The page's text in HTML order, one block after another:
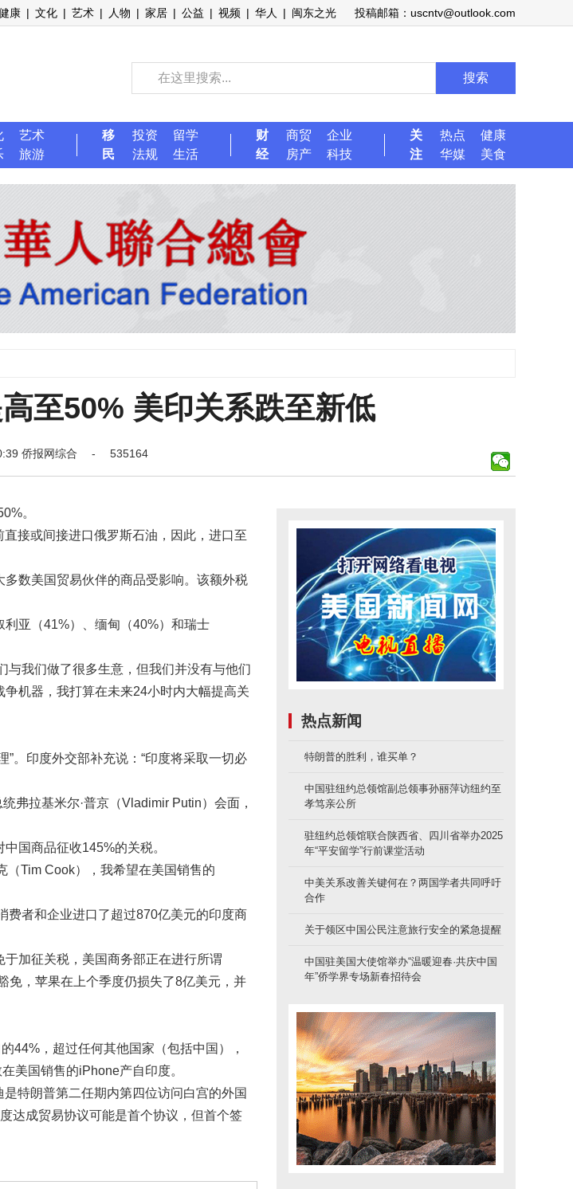
康 | 文化 | 艺术 | 人物 | 家居 | 公益 | 视频 | 华人 | 闽东之光 投稿邮箱：uscntv@outlook.com
搜索
艺术
旅游
移
民
投资
留学
法规
生活
财
经
商贸
企业
房产
科技
关
注
热点
健康
华媒
美食
至50% 美印关系跌至新低
侨报网综合 - 535164
。
接或间接进口俄罗斯石油，因此，进口至
数美国贸易伙伴的商品受影响。该额外税
亚（41%）、缅甸（40%）和瑞士
与我们做了很多生意，但我们并没有与他们
机器，我打算在未来24小时内大幅提高关
。印度外交部补充说：“印度将采取一切必
弗拉基米尔·普京（Vladimir Putin）会面，
国商品征收145%的关税。
（Tim Cook），我希望在美国销售的
费者和企业进口了超过870亿美元的印度商
加征关税，美国商务部正在进行所谓
免，苹果在上个季度仍损失了8亿美元，并
44%，超过任何其他国家（包括中国），
美国销售的iPhone产自印度。
特朗普第二任期内第四位访问白宫的外国
达成贸易协议可能是首个协议，但首个签
热点新闻
特朗普的胜利，谁买单？
中国驻纽约总领馆副总领事孙丽萍访纽约至
孝笃亲公所
驻纽约总领馆联合陕西省、四川省举办2025
年“平安留学”行前课堂活动
中美关系改善关键何在？两国学者共同呼吁
合作
关于领区中国公民注意旅行安全的紧急提醒
中国驻美国大使馆举办“温暖迎春·共庆中国
年”侨学界专场新春招待会